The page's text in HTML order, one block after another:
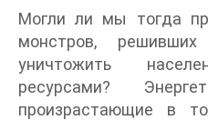
Могли ли мы тогда
монстров, решивших
уничтожить
ресурсами?
произрастающие в